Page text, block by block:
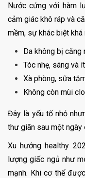
Nước cứng với hàm
cảm giác khô ráp và
mềm, sự khác biệt khá
Da không bị căng
Tóc nhẹ, sáng và
Xà phòng, sữa
Không còn mùi
Đây là yếu tố nhỏ
thư giãn sau một ngày
Xu hướng healthy
lượng giấc ngủ như
mạnh. Khi cơ thể